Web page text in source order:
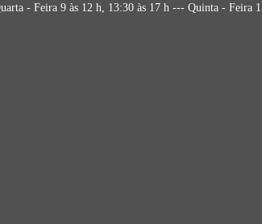
- Feira 9 às 12 h, 13:30 às 17 h --- Quinta - Feira